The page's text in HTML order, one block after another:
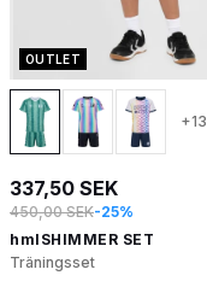
OUTLET
+13
337,50 SEK
450,00 SEK-25%
hmlSHIMMER SET
Träningsset